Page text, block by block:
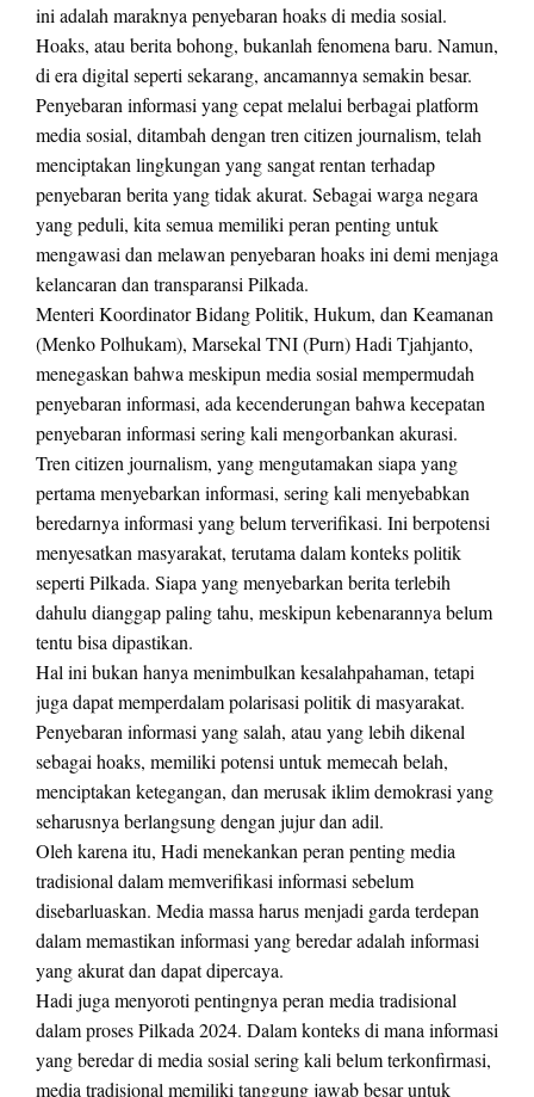
ini adalah maraknya penyebaran hoaks di media sosial.
Hoaks, atau berita bohong, bukanlah fenomena baru. Namun,
di era digital seperti sekarang, ancamannya semakin besar.
Penyebaran informasi yang cepat melalui berbagai platform
media sosial, ditambah dengan tren citizen journalism, telah
menciptakan lingkungan yang sangat rentan terhadap
penyebaran berita yang tidak akurat. Sebagai warga negara
yang peduli, kita semua memiliki peran penting untuk
mengawasi dan melawan penyebaran hoaks ini demi menjaga
kelancaran dan transparansi Pilkada.
Menteri Koordinator Bidang Politik, Hukum, dan Keamanan
(Menko Polhukam), Marsekal TNI (Purn) Hadi Tjahjanto,
menegaskan bahwa meskipun media sosial mempermudah
penyebaran informasi, ada kecenderungan bahwa kecepatan
penyebaran informasi sering kali mengorbankan akurasi.
Tren citizen journalism, yang mengutamakan siapa yang
pertama menyebarkan informasi, sering kali menyebabkan
beredarnya informasi yang belum terverifikasi. Ini berpotensi
menyesatkan masyarakat, terutama dalam konteks politik
seperti Pilkada. Siapa yang menyebarkan berita terlebih
dahulu dianggap paling tahu, meskipun kebenarannya belum
tentu bisa dipastikan.
Hal ini bukan hanya menimbulkan kesalahpahaman, tetapi
juga dapat memperdalam polarisasi politik di masyarakat.
Penyebaran informasi yang salah, atau yang lebih dikenal
sebagai hoaks, memiliki potensi untuk memecah belah,
menciptakan ketegangan, dan merusak iklim demokrasi yang
seharusnya berlangsung dengan jujur dan adil.
Oleh karena itu, Hadi menekankan peran penting media
tradisional dalam memverifikasi informasi sebelum
disebarluaskan. Media massa harus menjadi garda terdepan
dalam memastikan informasi yang beredar adalah informasi
yang akurat dan dapat dipercaya.
Hadi juga menyoroti pentingnya peran media tradisional
dalam proses Pilkada 2024. Dalam konteks di mana informasi
yang beredar di media sosial sering kali belum terkonfirmasi,
media tradisional memiliki tanggung jawab besar untuk